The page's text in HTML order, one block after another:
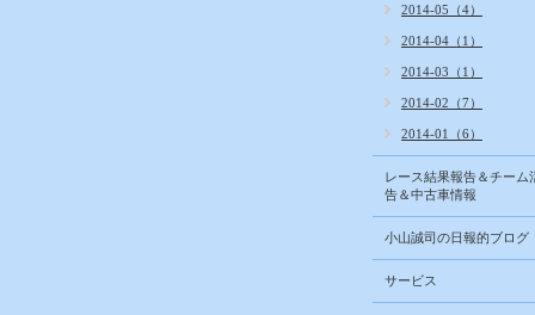
2014-05（4）
2014-04（1）
2014-03（1）
2014-02（7）
2014-01（6）
レース結果報告＆チーム
告＆中古車情報
小山誠司の日報的ブログ
サービス